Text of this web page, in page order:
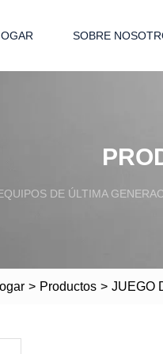
SOBRE
DE ÚLTIMA
> Productos > JUEGO